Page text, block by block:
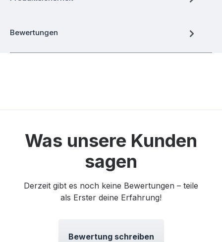
Bewertungen
Was unsere Kunden
sagen
Derzeit gibt es noch keine Bewertungen – teile
als Erster deine Erfahrung!
Bewertung schreiben